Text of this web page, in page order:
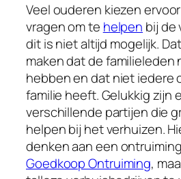
Veel ouderen kiezen
vragen om te helpen bij de
dit is niet altijd mogelijk.
maken dat de familieleden
hebben en dat niet iedere
familie heeft. Gelukkig zijn
verschillende partijen die
helpen bij het verhuizen.
denken aan een
Goedkoop Ontruiming,